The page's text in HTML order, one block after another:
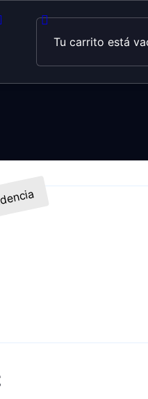
Tu carrito está